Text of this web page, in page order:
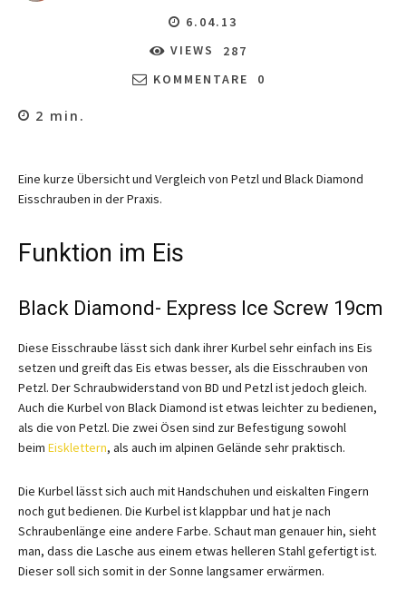
6.04.13
VIEWS
287
KOMMENTARE
0
2 min.
Eine kurze Übersicht und Vergleich von Petzl und Black Diamond
Eisschrauben in der Praxis.
Funktion im Eis
Black Diamond- Express Ice Screw 19cm
Diese Eisschraube lässt sich dank ihrer Kurbel sehr einfach ins Eis
setzen und greift das Eis etwas besser, als die Eisschrauben von
Petzl. Der Schraubwiderstand von BD und Petzl ist jedoch gleich.
Auch die Kurbel von Black Diamond ist etwas leichter zu bedienen,
als die von Petzl. Die zwei Ösen sind zur Befestigung sowohl
beim Eisklettern, als auch im alpinen Gelände sehr praktisch.
Die Kurbel lässt sich auch mit Handschuhen und eiskalten Fingern
noch gut bedienen. Die Kurbel ist klappbar und hat je nach
Schraubenlänge eine andere Farbe. Schaut man genauer hin, sieht
man, dass die Lasche aus einem etwas helleren Stahl gefertigt ist.
Dieser soll sich somit in der Sonne langsamer erwärmen.